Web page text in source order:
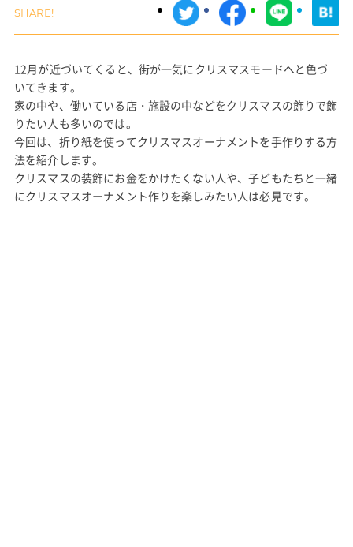
12月が近づいてくると、街が一気にクリスマスモードへと色づ
いてきます。
家の中や、働いている店・施設の中などをクリスマスの飾りで飾
りたい人も多いのでは。
今回は、折り紙を使ってクリスマスオーナメントを手作りする方
法を紹介します。
クリスマスの装飾にお金をかけたくない人や、子どもたちと一緒
にクリスマスオーナメント作りを楽しみたい人は必見です。